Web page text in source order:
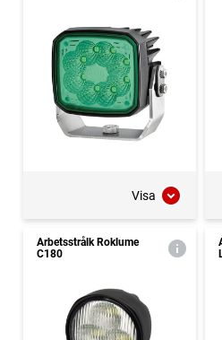
Visa
Arbetsstrålk Roklume
C180